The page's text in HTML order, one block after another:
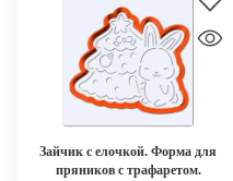
Зайчик с елочкой. Форма для
пряников с трафаретом.